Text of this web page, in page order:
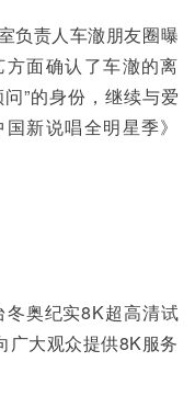
负责人车澈朋友圈曝
面确认了车澈的离
”的身份，继续与爱
新说唱全明星季》
奥纪实8K超高清试
广大观众提供8K服务